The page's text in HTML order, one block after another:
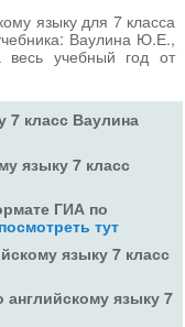
языку для 7 класса
Ваулина Ю.Е.,
учебный год от
7 класс Ваулина
языку 7 класс
ГИА по
посмотреть тут
языку 7 класс
английскому языку 7